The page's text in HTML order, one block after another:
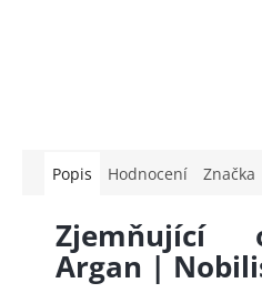
Popis Hodnocení Značka
Zjemňující
Argan |